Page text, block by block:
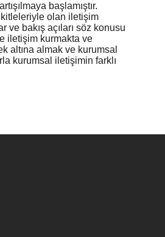
başlamıştır.
olan iletişim
bakış açıları söz konusu
iletişim kurmakta ve
altına almak ve kurumsal
kurumsal iletişimin farklı